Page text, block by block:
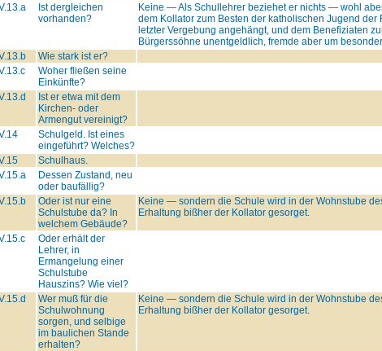
Ist dergleichen
vorhanden?
Keine — Als Schullehrer beziehet er nichts — wohl
dem Kollator zum Besten der katholischen Jugend
letzter Vergebung angehängt, und dem Benefiziaten
Bürgerssöhne unentgeldlich, fremde aber um
Wie stark ist er?
Woher fließen seine
Einkünfte?
Ist er etwa mit dem
Kirchen- oder
Armengut vereinigt?
Schulgeld. Ist eines
eingeführt? Welches?
Schulhaus.
Dessen Zustand, neu
oder baufällig?
Oder ist nur eine
Schulstube da? In
welchem Gebäude?
Keine — sondern die Schule wird in der Wohnstube
Erhaltung bißher der Kollator gesorget.
Oder erhält der
Lehrer, in
Ermangelung einer
Schulstube
Hauszins? Wie viel?
Wer muß für die
Schulwohnung
sorgen, und selbige
im baulichen Stande
erhalten?
Keine — sondern die Schule wird in der Wohnstube
Erhaltung bißher der Kollator gesorget.